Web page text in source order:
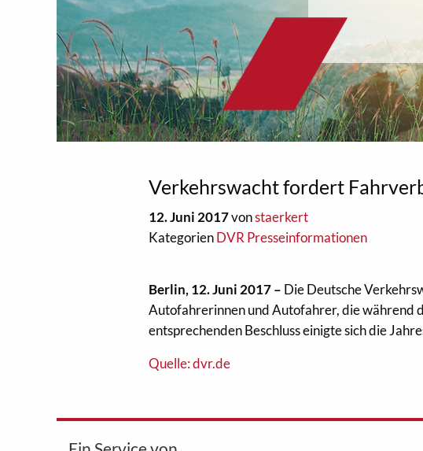
Verkehrswacht fordert
12. Juni 2017vonstaerkert
KategorienDVR Presseinformationen
Berlin, 12. Juni 2017 – Die Deutsche
Autofahrerinnen und Autofahrer, die während
entsprechenden Beschluss einigte sich die
Quelle: dvr.de